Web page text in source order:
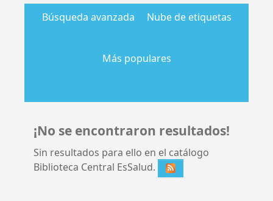
Búsqueda avanzada Nube de etiquetas
Más populares
¡No se encontraron resultados!
Sin resultados para ello en el catálogo
Biblioteca Central EsSalud.